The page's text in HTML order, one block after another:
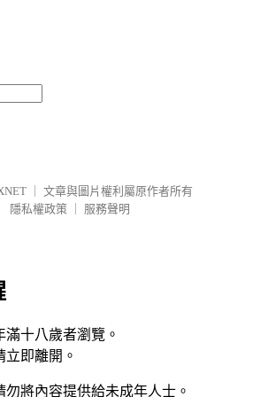
文章與圖片權利屬原作者所有
隱私權政策
服務聲明
十八歲者瀏覽。
即離開。
將內容提供給未成年人士。